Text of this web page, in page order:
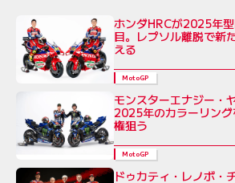
ホンダHRCが2025年
目。レプソル離脱で新
える
MotoGP
モンスターエナジー・
2025年のカラーリン
権狙う
MotoGP
ドゥカティ・レノボ・